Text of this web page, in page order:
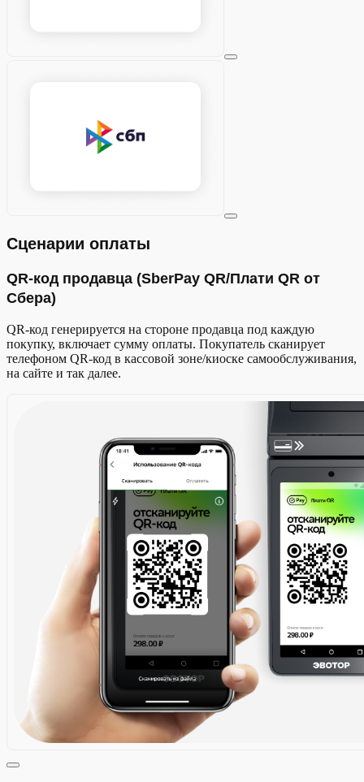
Сценарии оплаты
QR-код продавца (SberPay QR/Плати QR от
Сбера)
QR-код генерируется на стороне продавца под каждую
покупку, включает сумму оплаты. Покупатель сканирует
телефоном QR-код в кассовой зоне/киоске самообслуживания,
на сайте и так далее.